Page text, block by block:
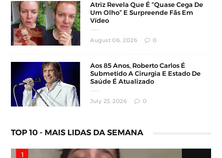
Atriz Revela Que É “Quase Cega De
Um Olho” E Surpreende Fãs Em
Vídeo
August 06, 2026 0
Aos 85 Anos, Roberto Carlos É
Submetido A Cirurgia E Estado De
Saúde É Atualizado
July 23, 2026 0
TOP 10 - MAIS LIDAS DA SEMANA